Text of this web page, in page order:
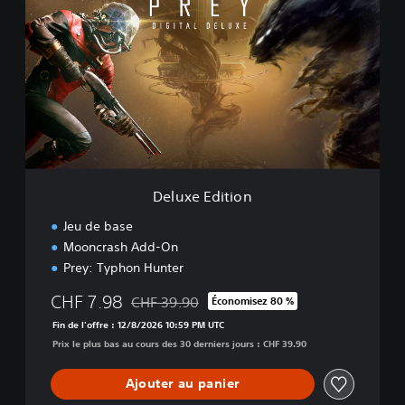
l
u
x
e
E
d
i
o
Deluxe Edition
Jeu de base
Mooncrash Add-On
Prey: Typhon Hunter
CHF 7.98 Remise par rapport au prix d'origine de CHF
CHF 39.90 Économisez 80 %
Fin de l'offre : 12/8/2026 10:59 PM UTC
Prix le plus bas au cours des 30 derniers jours : CHF 39.90
Ajouter au panier